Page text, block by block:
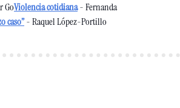
GoViolencia cotidiana - Fernanda
caso” - Raquel López-Portillo